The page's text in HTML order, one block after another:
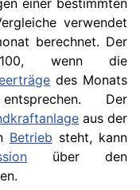
einer bestimmten
verwendet
berechnet. Der
100, wenn die
des Monats
Der
aus der
Betrieb steht, kann
über den